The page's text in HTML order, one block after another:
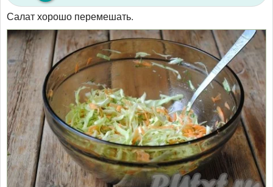
Салат хорошо перемешать.